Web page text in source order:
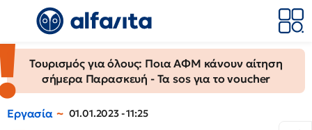
Τουρισμός για όλους: Ποια ΑΦΜ κάνουν αίτηση
σήμερα Παρασκευή - Τα sos για το voucher
Εργασία 01.01.2023 - 11:25